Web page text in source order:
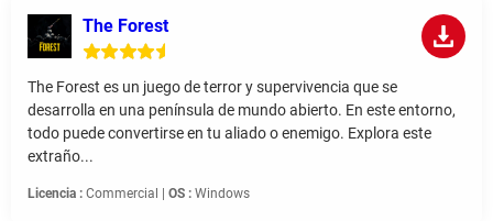
The Forest
The Forest es un juego de terror y supervivencia que se
desarrolla en una península de mundo abierto. En este entorno,
todo puede convertirse en tu aliado o enemigo. Explora este
extraño...
Licencia : Commercial | OS : Windows